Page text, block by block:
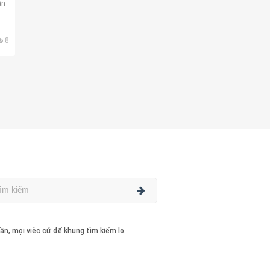
8
mọi việc cứ để khung tìm kiếm lo.